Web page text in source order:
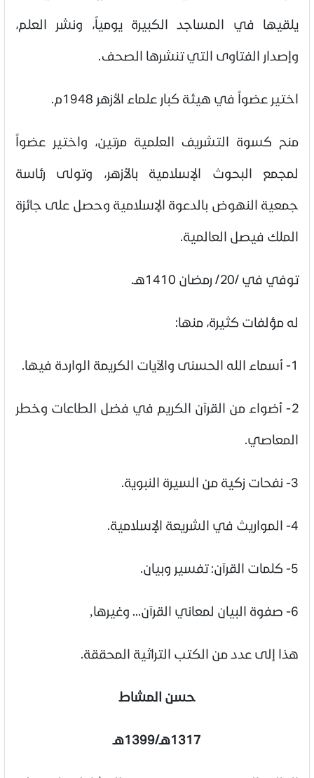
يلقيها في المساجد الكبيرة يومياً، ونشر العلم،
وإصدار الفتاوى التي تنشرها الصحف.
اختير عضواً في هيئة كبار علماء الأزهر 1948م.
منح كسوة التشريف العلمية مرتين، واختير عضواً
لمجمع البحوث الإسلامية بالأزهر، وتولى رئاسة
جمعية النهوض بالدعوة الإسلامية وحصل على جائزة
الملك فيصل العالمية.
توفي في /20/ رمضان 1410هـ.
له مؤلفات كثيرة، منها:
1- أسماء الله الحسنى والآيات الكريمة الواردة فيها.
2- أضواء من القرآن الكريم في فضل الطاعات وخطر
المعاصي.
3- نفحات زكية من السيرة النبوية.
4- المواريث في الشريعة الإسلامية.
5- كلمات القرآن: تفسير وبيان.
6- صفوة البيان لمعاني القرآن... وغيرها,
هذا إلى عدد من الكتب التراثية المحققة.
حسن المشاط
1317هـ/1399هـ